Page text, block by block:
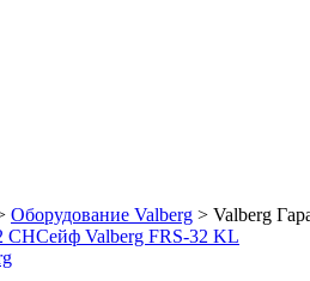
Оборудование Valberg > Valberg
CHСейф Valberg FRS-32 KL